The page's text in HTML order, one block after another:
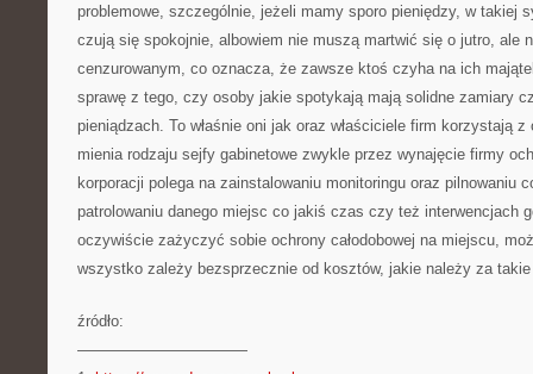
problemowe, szczególnie, jeżeli mamy sporo pieniędzy, w takiej
czują się spokojnie, albowiem nie muszą martwić się o jutro, ale
cenzurowanym, co oznacza, że zawsze ktoś czyha na ich
sprawę z tego, czy osoby jakie spotykają mają solidne zamiary
pieniądzach. To właśnie oni jak oraz właściciele firm korzystają
mienia rodzaju sejfy gabinetowe zwykle przez wynajęcie firmy
korporacji polega na zainstalowaniu monitoringu oraz pilnowaniu
patrolowaniu danego miejsc co jakiś czas czy też interwencjach
oczywiście zażyczyć sobie ochrony całodobowej na miejscu,
wszystko zależy bezsprzecznie od kosztów, jakie należy za takie
źródło:
———————————